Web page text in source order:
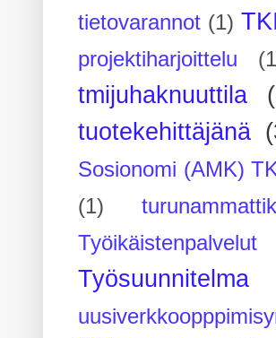
tietovarannot (1) TKI
projektiharjoittelu
tmijuhaknuuttila
tuotekehittäjänä
Sosionomi (AMK)
(1)
Työikäistenpalvelut
Työsuunnitelma